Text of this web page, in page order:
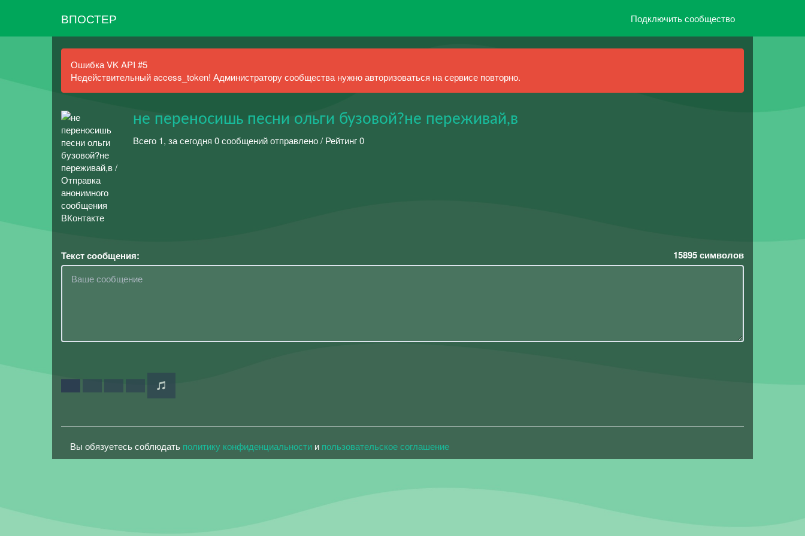
ВПОСТЕР Подключить сообщество
Ошибка VK API #5
Недействительный access_token! Администратору сообщества нужно авторизоваться на сервисе повторно.
не переносишь песни ольги бузовой?не переживай,в
Всего 1, за сегодня 0 сообщений отправлено / Рейтинг 0
Текст сообщения: 15895символов
Вы обязуетесь соблюдать политику конфиденциальности и пользовательское соглашение